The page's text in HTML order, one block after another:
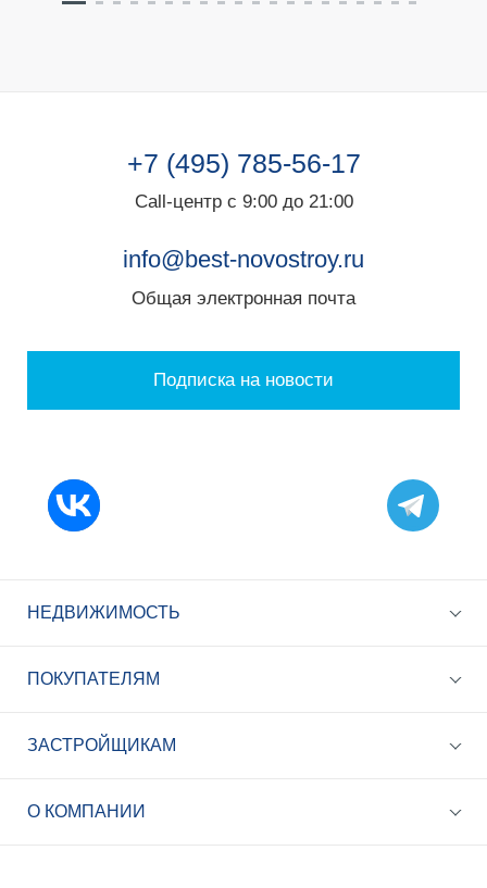
+7 (495) 785-56-17
+7 (495) 785-56-17
Call-центр с 9:00 до 21:00
info@best-novostroy.ru
Общая электронная почта
Подписка на новости
НЕДВИЖИМОСТЬ
ПОКУПАТЕЛЯМ
ЗАСТРОЙЩИКАМ
О КОМПАНИИ